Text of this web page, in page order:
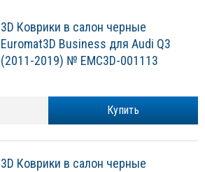
3D Коврики в салон черные
Euromat3D Business для Audi Q3
(2011-2019) № EMC3D-001113
Купить
3D Коврики в салон черные